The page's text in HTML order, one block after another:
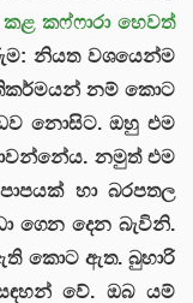
කෆ්ෆාරා හෙවත්
නියත වශයෙන්ම
නම් කොට
නොසිට. ඔහු එම
නමුත් එම
හා බරපතල
ගෙන දෙන බැවිනි.
කොට ඇත. බුහාරි
වේ. ඔබ යම්